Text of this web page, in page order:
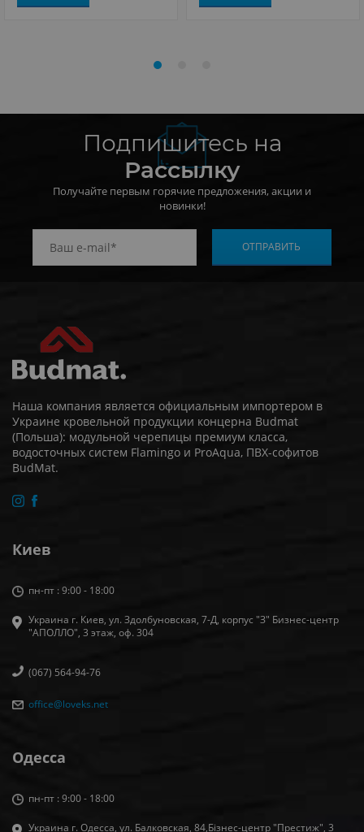
Подпишитесь на
Рассылку
Получайте первым горячие предложения, акции и
новинки!
Наша компания является официальным импортером в
Украине кровельной продукции концерна Budmat
(Польша): модульной черепицы премиум класса,
водосточных систем Flamingo и ProAqua, ПВХ-софитов
BudMat.
Киев
пн-пт : 9:00 - 18:00
Украина г. Киев, ул. Здолбуновская, 7-Д, корпус "З" Бизнес-центр
"АПОЛЛО", 3 этаж, оф. 304
(067) 564-94-76
office@loveks.net
Одесса
пн-пт : 9:00 - 18:00
Украина г. Одесса, ул. Балковская, 84,Бізнес-центр "Престиж", 3